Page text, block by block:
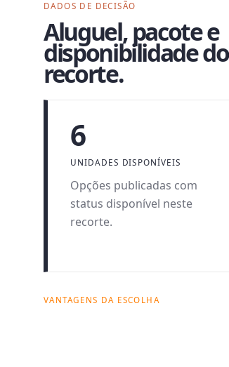
DADOS DE DECISÃO
Aluguel, pacote e
disponibilidade do
recorte.
6
UNIDADES DISPONÍVEIS
Opções publicadas com
status disponível neste
recorte.
VANTAGENS DA ESCOLHA